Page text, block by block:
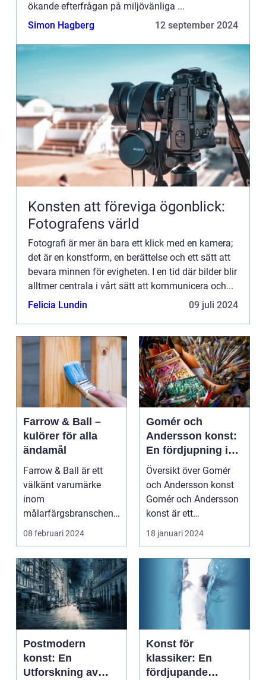
ökande efterfrågan på miljövänliga ...
Simon Hagberg
12 september 2024
Konsten att föreviga ögonblick:
Fotografens värld
Fotografi är mer än bara ett klick med en kamera;
det är en konstform, en berättelse och ett sätt att
bevara minnen för evigheten. I en tid där bilder blir
alltmer centrala i vårt sätt att kommunicera och...
Felicia Lundin
09 juli 2024
Farrow & Ball –
kulörer för alla
ändamål
Farrow & Ball är ett
välkänt varumärke
inom
målarfärgsbranschen
s...
08 februari 2024
Gomér och
Andersson konst:
En fördjupning i
deras verk och
betydelse
Översikt över Gomér
och Andersson konst
Gomér och Andersson
konst är ett
framstående namn
inom den ...
18 januari 2024
Postmodern
konst: En
Utforskning av
Konst för
klassiker: En
fördjupande